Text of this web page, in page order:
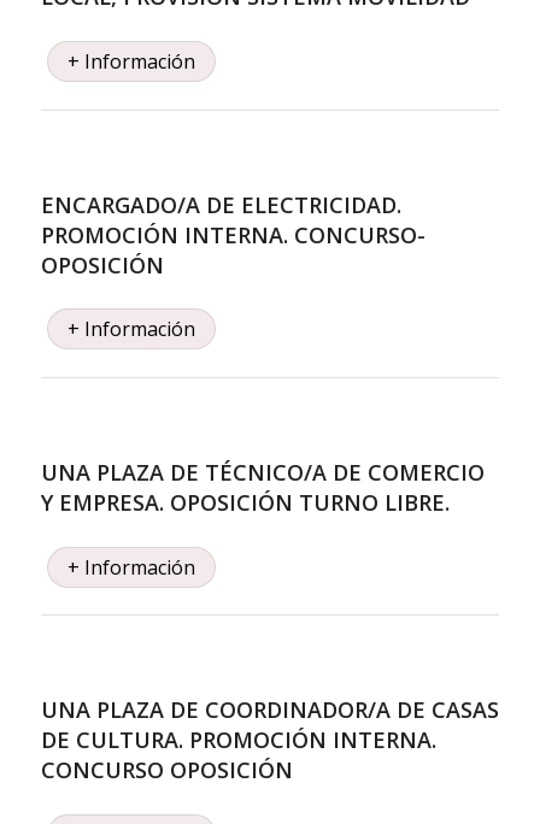
+ Información
ENCARGADO/A DE ELECTRICIDAD.
PROMOCIÓN INTERNA. CONCURSO-
OPOSICIÓN
+ Información
UNA PLAZA DE TÉCNICO/A DE COMERCIO
Y EMPRESA. OPOSICIÓN TURNO LIBRE.
+ Información
UNA PLAZA DE COORDINADOR/A DE CASAS
DE CULTURA. PROMOCIÓN INTERNA.
CONCURSO OPOSICIÓN